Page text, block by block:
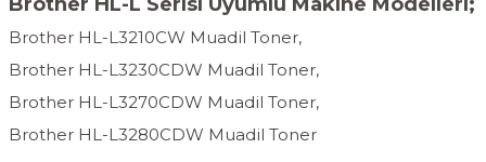
Brother HL-L3210CW Muadil Toner,
Brother HL-L3230CDW Muadil Toner,
Brother HL-L3270CDW Muadil Toner,
Brother HL-L3280CDW Muadil Toner